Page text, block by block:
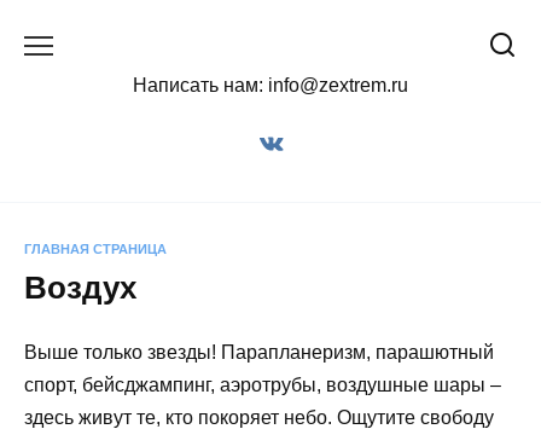
Написать нам: info@zextrem.ru
ГЛАВНАЯ СТРАНИЦА
Воздух
Выше только звезды! Парапланеризм, парашютный
спорт, бейсджампинг, аэротрубы, воздушные шары –
здесь живут те, кто покоряет небо. Ощутите свободу